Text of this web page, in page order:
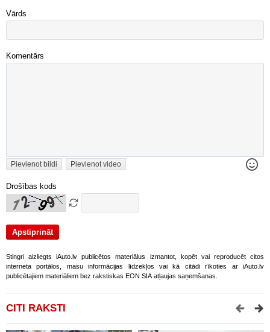
Vārds
Komentārs
Pievienot bildi Pievienot video
Drošības kods
Stingri aizliegts iAuto.lv publicētos materiālus izmantot, kopēt vai reproducēt citos
interneta portālos, masu informācijas līdzekļos vai kā citādi rīkoties ar iAuto.lv
publicētajiem materiāliem bez rakstiskas EON SIA atļaujas saņemšanas.
CITI RAKSTI